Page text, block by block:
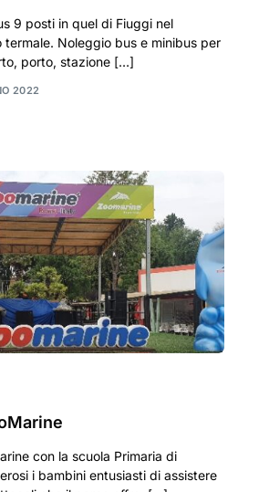
9 posti in quel di Fiuggi nel
termale. Noleggio bus e minibus per
porto, stazione […]
2022
con la scuola Primaria di
i bambini entusiasti di assistere